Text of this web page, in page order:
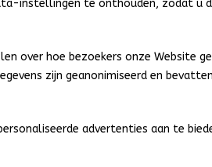
instellingen te onthouden, zodat u
over hoe bezoekers onze Website
zijn geanonimiseerd en
advertenties aan te